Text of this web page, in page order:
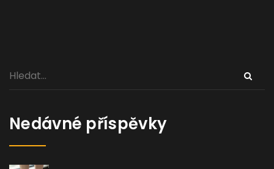
Nedávné příspěvky